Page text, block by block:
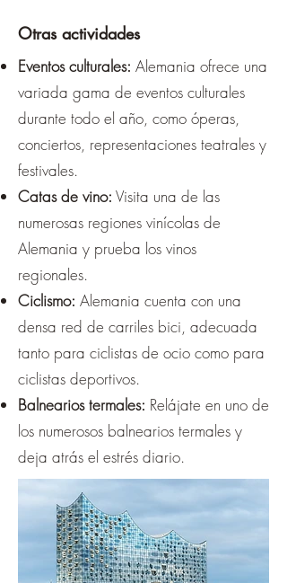
Otras actividades
Eventos culturales: Alemania ofrece una
variada gama de eventos culturales
durante todo el año, como óperas,
conciertos, representaciones teatrales y
festivales.
Catas de vino: Visita una de las
numerosas regiones vinícolas de
Alemania y prueba los vinos
regionales.
Ciclismo: Alemania cuenta con una
densa red de carriles bici, adecuada
tanto para ciclistas de ocio como para
ciclistas deportivos.
Balnearios termales: Relájate en uno de
los numerosos balnearios termales y
deja atrás el estrés diario.